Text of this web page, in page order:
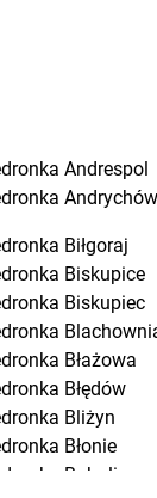
Andrespol
Andrychów
Biłgoraj
Biskupice
Biskupiec
Błażowa
Błędów
Bliżyn
Błonie
Bobolice